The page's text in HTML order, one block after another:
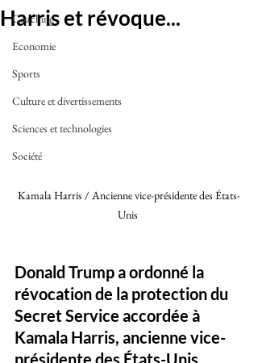
Coaching
Economie
Sports
Culture et divertissements
Sciences et technologies
Société
Harris et révoque...
Kamala Harris / Ancienne vice-présidente des États-
Unis
Donald Trump a ordonné la
révocation de la protection du
Secret Service accordée à
Kamala Harris, ancienne vice-
présidente des États-Unis.